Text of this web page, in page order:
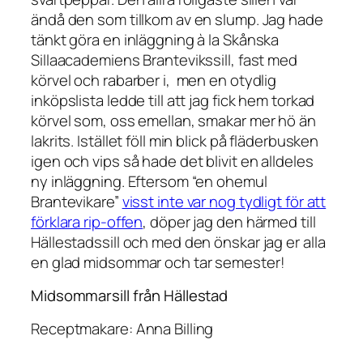
ändå den som tillkom av en slump. Jag hade
tänkt göra en inläggning à la Skånska
Sillaacademiens Brantevikssill, fast med
körvel och rabarber i, men en otydlig
inköpslista ledde till att jag fick hem torkad
körvel som, oss emellan, smakar mer hö än
lakrits. Istället föll min blick på fläderbusken
igen och vips så hade det blivit en alldeles
ny inläggning. Eftersom “en ohemul
Brantevikare”visst inte var nog tydligt för att
förklara rip-offen, döper jag den härmed till
Hällestadssill och med den önskar jag er alla
en glad midsommar och tar semester!
Midsommarsill från Hällestad
Receptmakare: Anna Billing